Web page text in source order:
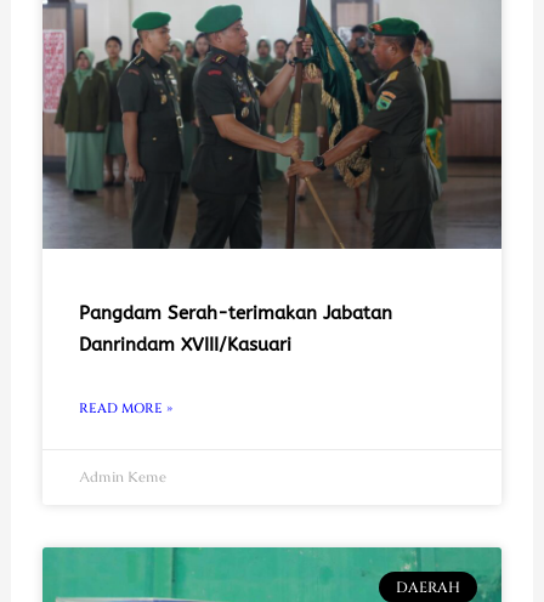
Pangdam Serah-terimakan Jabatan
Danrindam XVIII/Kasuari
READ MORE »
Admin Keme
DAERAH